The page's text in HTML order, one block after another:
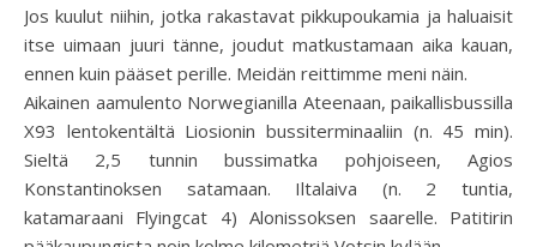
Jos kuulut niihin, jotka rakastavat pikkupoukamia ja haluaisit
itse uimaan juuri tänne, joudut matkustamaan aika kauan,
ennen kuin pääset perille. Meidän reittimme meni näin.
Aikainen aamulento Norwegianilla Ateenaan, paikallisbussilla
X93 lentokentältä Liosionin bussiterminaaliin (n. 45 min).
Sieltä 2,5 tunnin bussimatka pohjoiseen, Agios
Konstantinoksen satamaan. Iltalaiva (n. 2 tuntia,
katamaraani Flyingcat 4) Alonissoksen saarelle. Patitirin